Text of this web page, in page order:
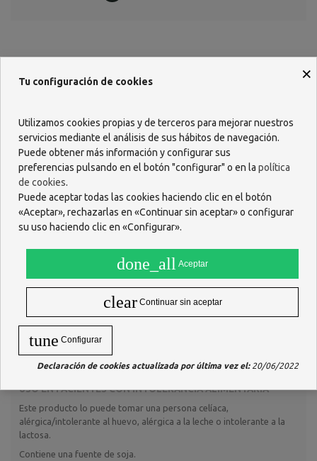
Descripción
PRODEFEN Plus contiene 7 cepas de microorganismos viables
liofilizados, que habitan de forma natural en el sistema digestivo.
ACCIÓN Y DESCRIPCIÓN
Complemento alimenticio a base de prebióticos y probióticos.
CONSERVACIÓN Y CADUCIDAD
Conservar en lugar fresco y seco, protegido de la luz.
MODO DE EMPLEO
Disolver el contenido del sobre en agua u otros líquidos como
zumos o leche a temperatura ambiente.
PRECAUCIONES Y ADVERTENCIAS
Los complementos alimenticios no deben utilizarse como sustitutos
Mantener fuera del alcance de los niños más pequeños.
USO EN PACIENTES CON INTOLERANCIA ALIMENTARIA
Este producto lo puede tomar una persona celíaca,
alérgica/intolerante al huevo, alérgica a la leche o intolerante a la
lactosa.
Contiene una fuente de soja.
×
Tu configuración de cookies
Utilizamos cookies propias y de terceros para mejorar nuestros
servicios mediante el análisis de sus hábitos de navegación.
Puede obtener más información y configurar sus
preferencias pulsando en el botón "configurar" o en la política
de cookies.
Puede aceptar todas las cookies haciendo clic en el botón
«Aceptar», rechazarlas en «Continuar sin aceptar» o configurar
su uso haciendo clic en «Configurar».
done_all Aceptar
clear Continuar sin aceptar
tune Configurar
Declaración de cookies actualizada por última vez el:20/06/2022